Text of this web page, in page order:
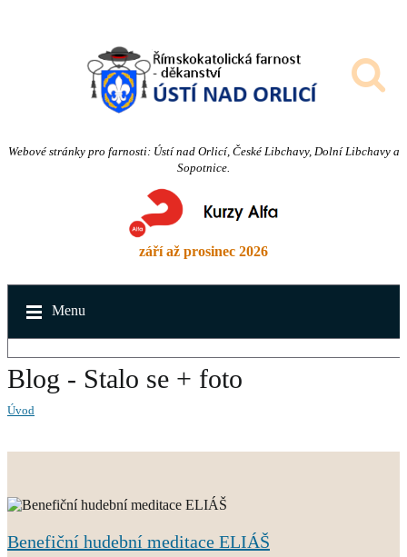
Webové stránky pro farnosti: Ústí nad Orlicí, České Libchavy, Dolní Libchavy a
Sopotnice.
září až prosinec 2026
Menu
Blog - Stalo se + foto
Úvod
Benefiční hudební meditace ELIÁŠ